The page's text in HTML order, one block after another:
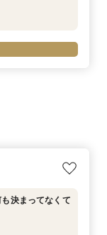
も決まってなくて